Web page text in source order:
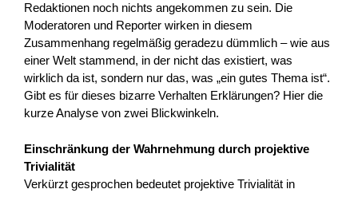
Redaktionen noch nichts angekommen zu sein. Die
Moderatoren und Reporter wirken in diesem
Zusammenhang regelmäßig geradezu dümmlich – wie aus
einer Welt stammend, in der nicht das existiert, was
wirklich da ist, sondern nur das, was „ein gutes Thema ist“.
Gibt es für dieses bizarre Verhalten Erklärungen? Hier die
kurze Analyse von zwei Blickwinkeln.
Einschränkung der Wahrnehmung durch projektive
Trivialität
Verkürzt gesprochen bedeutet projektive Trivialität in